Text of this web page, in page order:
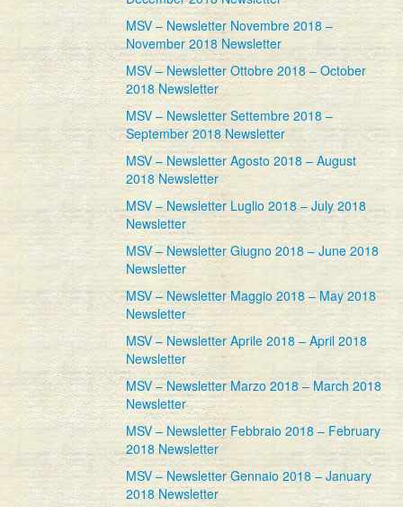
MSV – Newsletter Novembre 2018 –
November 2018 Newsletter
MSV – Newsletter Ottobre 2018 – October
2018 Newsletter
MSV – Newsletter Settembre 2018 –
September 2018 Newsletter
MSV – Newsletter Agosto 2018 – August
2018 Newsletter
MSV – Newsletter Luglio 2018 – July 2018
Newsletter
MSV – Newsletter Giugno 2018 – June 2018
Newsletter
MSV – Newsletter Maggio 2018 – May 2018
Newsletter
MSV – Newsletter Aprile 2018 – April 2018
Newsletter
MSV – Newsletter Marzo 2018 – March 2018
Newsletter
MSV – Newsletter Febbraio 2018 – February
2018 Newsletter
MSV – Newsletter Gennaio 2018 – January
2018 Newsletter